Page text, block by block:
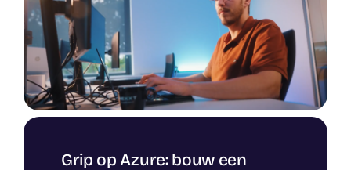
Grip op Azure: bouw een